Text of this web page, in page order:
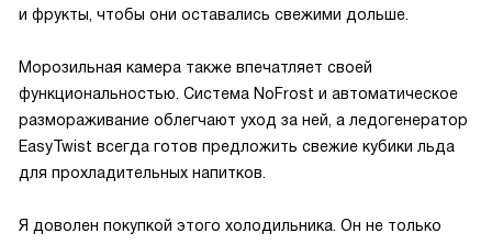
и фрукты, чтобы они оставались свежими дольше.
Морозильная камера также впечатляет своей
функциональностью. Система NoFrost и автоматическое
размораживание облегчают уход за ней, а ледогенератор
EasyTwist всегда готов предложить свежие кубики льда
для прохладительных напитков.
Я доволен покупкой этого холодильника. Он не только